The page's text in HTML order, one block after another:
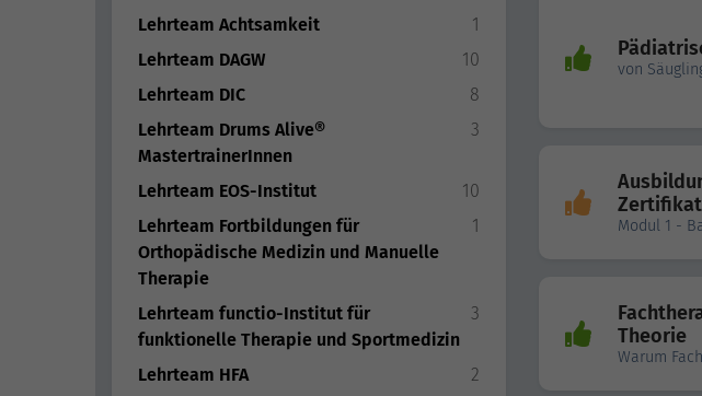
Lehrteam Achtsamkeit
1
Lehrteam DAGW
10
Lehrteam DIC
8
Lehrteam Drums Alive®
MastertrainerInnen
3
Lehrteam EOS-Institut
10
Lehrteam Fortbildungen für
Orthopädische Medizin und Manuelle
Therapie
1
Lehrteam functio-Institut für
funktionelle Therapie und Sportmedizin
3
Lehrteam HFA
2
von
Zertifikat
Modul 1 -
Theorie
Warum